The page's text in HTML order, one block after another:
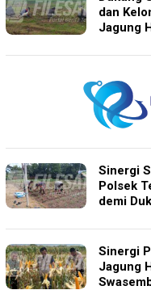
dan
Jagung
Sinergi
Polsek
demi
Sinergi
Jagung